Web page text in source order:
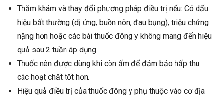
Thăm khám và thay đổi phương pháp điều trị nếu: Có dấu
hiệu bất thường (dị ứng, buồn nôn, đau bụng), triệu chứng
nặng hơn hoặc các bài thuốc đông y không mang đến hiệu
quả sau 2 tuần áp dụng.
Thuốc nên được dùng khi còn ấm để đảm bảo hấp thu
các hoạt chất tốt hơn.
Hiệu quả điều trị của thuốc đông y phụ thuộc vào cơ địa